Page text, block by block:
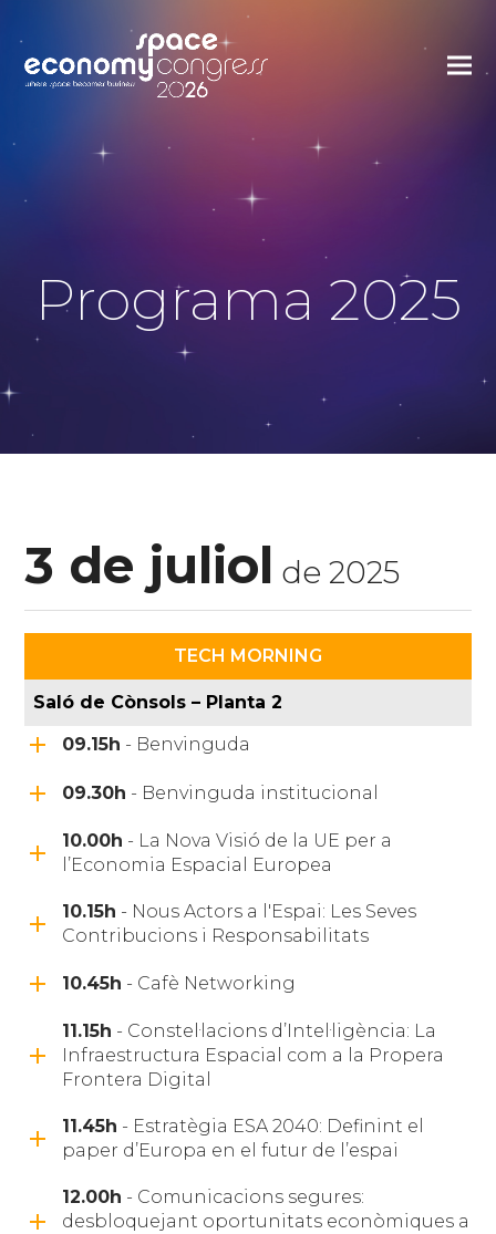
Programa 2025
3 de juliol de 2025
TECH MORNING
Saló de Cònsols – Planta 2
09.15h - Benvinguda
09.30h - Benvinguda institucional
10.00h - La Nova Visió de la UE per a
l’Economia Espacial Europea
10.15h - Nous Actors a l'Espai: Les Seves
Contribucions i Responsabilitats
10.45h - Cafè Networking
11.15h - Constel·lacions d’Intel·ligència: La
Infraestructura Espacial com a la Propera
Frontera Digital
11.45h - Estratègia ESA 2040: Definint el
paper d’Europa en el futur de l’espai
12.00h - Comunicacions segures:
desbloquejant oportunitats econòmiques a